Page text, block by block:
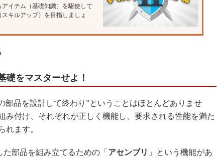
インダストリー4.0
イノベーション
製造業ビッグデータ
グローバル設計・開発
イテム（基礎知識）を駆使して
キルアップ）を目指しましょ
礎をマスターせよ！
品を設計して終わり”ということはほとんどありませ
み付け、それぞれが正しく機能し、要求される性能を満た
れます。
部品を組み立てるための「 アセンブリ 」という機能があ